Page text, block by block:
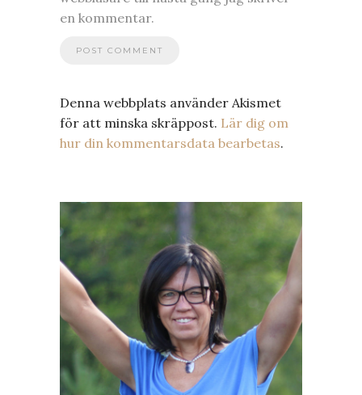
en kommentar.
Denna webbplats använder Akismet
för att minska skräppost. Lär dig om
hur din kommentarsdata bearbetas.